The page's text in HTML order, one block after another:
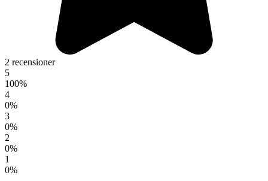
2 recensioner
5
100%
4
0%
3
0%
2
0%
1
0%